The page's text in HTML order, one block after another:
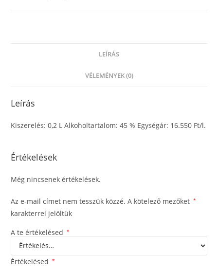
LEÍRÁS
VÉLEMÉNYEK (0)
Leírás
Kiszerelés: 0,2 L Alkoholtartalom: 45 % Egységár: 16.550 Ft/l.
Értékelések
Még nincsenek értékelések.
Az e-mail címet nem tesszük közzé. A kötelező mezőket *
karakterrel jelöltük
A te értékelésed *
Értékelésed *